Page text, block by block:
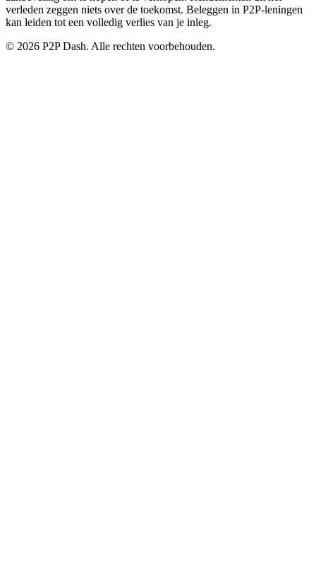
verleden zeggen niets over de toekomst. Beleggen in P2P-leningen
kan leiden tot een volledig verlies van je inleg.
© 2026 P2P Dash. Alle rechten voorbehouden.